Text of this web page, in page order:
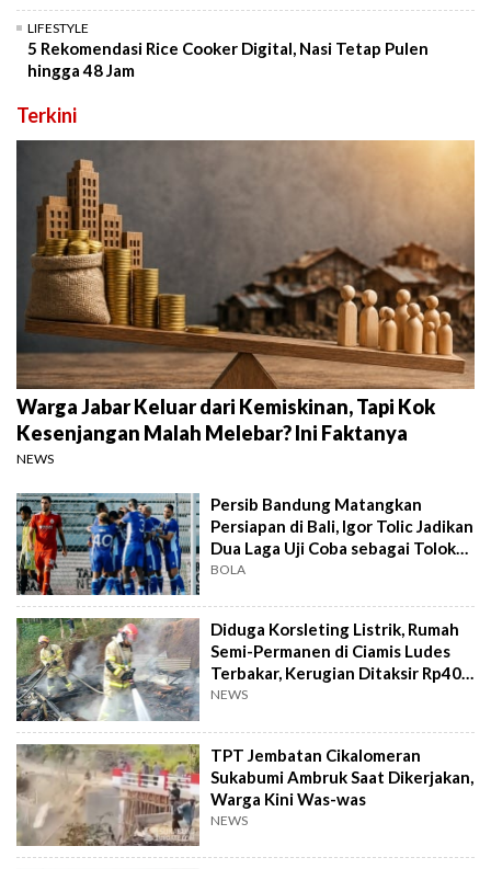
LIFESTYLE
5 Rekomendasi Rice Cooker Digital, Nasi Tetap Pulen
hingga 48 Jam
Terkini
Warga Jabar Keluar dari Kemiskinan, Tapi Kok
Kesenjangan Malah Melebar? Ini Faktanya
NEWS
Persib Bandung Matangkan
Persiapan di Bali, Igor Tolic Jadikan
Dua Laga Uji Coba sebagai Tolok
Ukur
BOLA
Diduga Korsleting Listrik, Rumah
Semi-Permanen di Ciamis Ludes
Terbakar, Kerugian Ditaksir Rp40
Juta
NEWS
TPT Jembatan Cikalomeran
Sukabumi Ambruk Saat Dikerjakan,
Warga Kini Was-was
NEWS